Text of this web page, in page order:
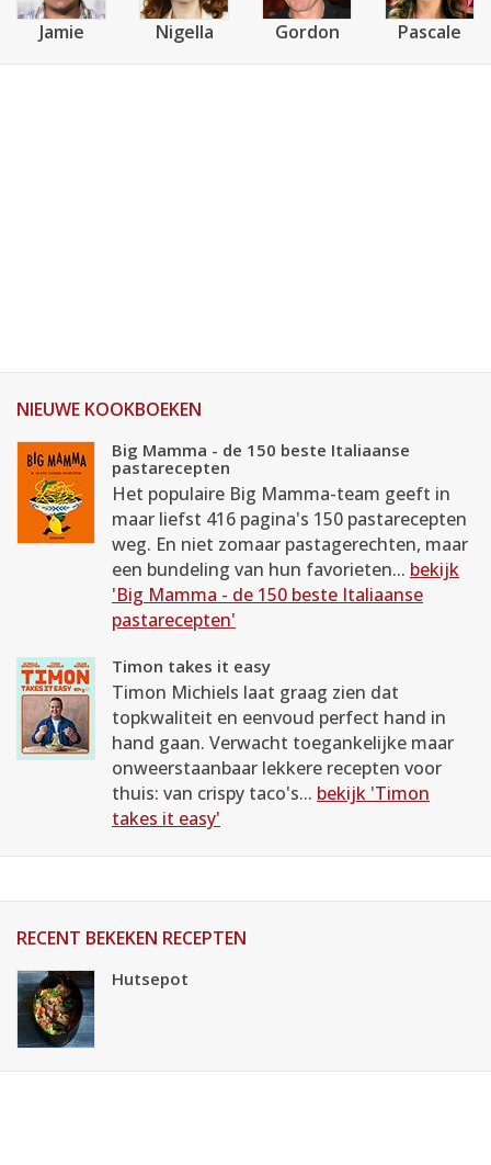
Jamie Nigella Gordon Pascale
NIEUWE KOOKBOEKEN
Big Mamma - de 150 beste Italiaanse
pastarecepten
Het populaire Big Mamma-team geeft in
maar liefst 416 pagina's 150 pastarecepten
weg. En niet zomaar pastagerechten, maar
een bundeling van hun favorieten... bekijk
'Big Mamma - de 150 beste Italiaanse
pastarecepten'
Timon takes it easy
Timon Michiels laat graag zien dat
topkwaliteit en eenvoud perfect hand in
hand gaan. Verwacht toegankelijke maar
onweerstaanbaar lekkere recepten voor
thuis: van crispy taco's... bekijk 'Timon
takes it easy'
RECENT BEKEKEN RECEPTEN
Hutsepot